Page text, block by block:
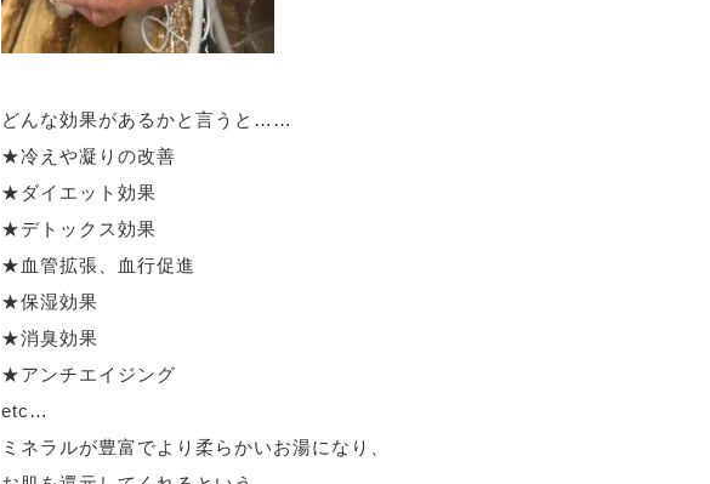
どんな効果があるかと言うと……
★冷えや凝りの改善
★ダイエット効果
★デトックス効果
★血管拡張、血行促進
★保湿効果
★消臭効果
★アンチエイジング
etc…
ミネラルが豊富でより柔らかいお湯になり、